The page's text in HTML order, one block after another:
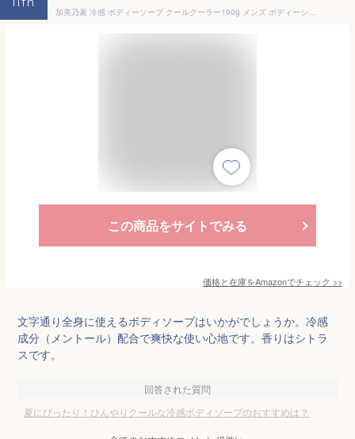
加美乃素 冷感 ボディーソープ クールクーラー190g メンズ ボディーシャンプー 消臭 夏 いい匂い
この商品をサイトでみる
価格と在庫をAmazonでチェック >>
文字通り全身に使えるボディソープはいかがでしょうか。冷感
成分（メントール）配合で爽快な使い心地です。香りはシトラ
スです。
回答された質問
夏にぴったり！ひんやりクールな冷感ボディソープのおすすめは？